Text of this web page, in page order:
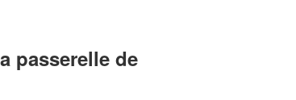
passerelle de